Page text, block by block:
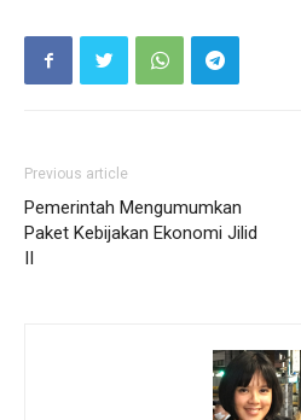
Previous article
Pemerintah Mengumumkan
Paket Kebijakan Ekonomi Jilid
II